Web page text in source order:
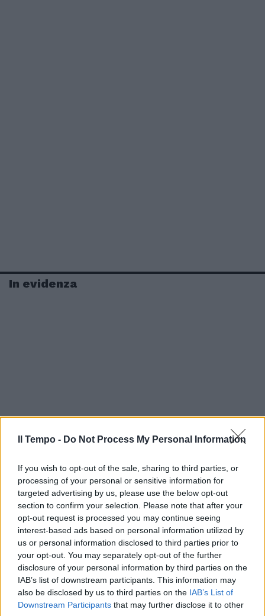
Il Tempo - Do Not Process My Personal Information
If you wish to opt-out of the sale, sharing to third parties, or
processing of your personal or sensitive information for
targeted advertising by us, please use the below opt-out
section to confirm your selection. Please note that after your
opt-out request is processed you may continue seeing
interest-based ads based on personal information utilized by
us or personal information disclosed to third parties prior to
your opt-out. You may separately opt-out of the further
disclosure of your personal information by third parties on the
IAB’s list of downstream participants. This information may
also be disclosed by us to third parties on the IAB’s List of
Downstream Participants that may further disclose it to other
In evidenza